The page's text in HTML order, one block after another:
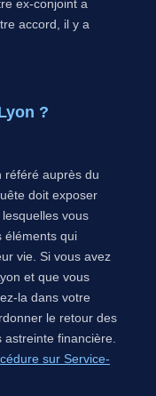
ex-conjoint a
accord, il y a
?
référé auprès du
doit exposer
vous
éléments qui
vie. Si vous avez
et que vous
la dans votre
le retour des
astreinte financière.
sur Service-